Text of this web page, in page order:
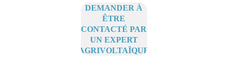
DEMANDER À
ÊTRE
CONTACTÉ PAR
UN EXPERT
AGRIVOLTAÏQUE